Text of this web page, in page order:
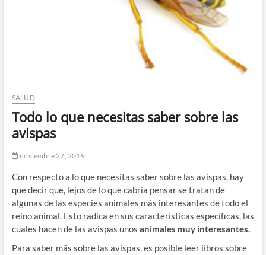
SALUD
Todo lo que necesitas saber sobre las
avispas
noviembre 27, 2019
Con respecto a lo que necesitas saber sobre las avispas, hay
que decir que, lejos de lo que cabría pensar se tratan de
algunas de las especies animales más interesantes de todo el
reino animal. Esto radica en sus características específicas, las
cuales hacen de las avispas unos animales muy interesantes.
Para saber más sobre las avispas, es posible leer libros sobre